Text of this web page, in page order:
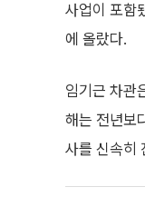
사업이 포함
에 올랐다.
임기근 차관
해는 전년보
사를 신속히